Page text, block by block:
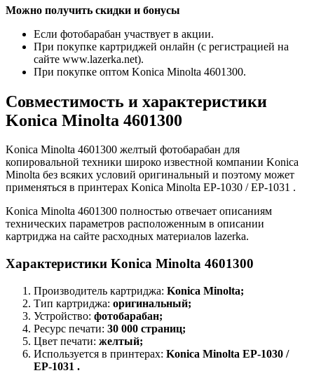
Можно получить скидки и бонусы
Если фотобарабан участвует в акции.
При покупке картриджей онлайн (с регистрацией на
сайте www.lazerka.net).
При покупке оптом Konica Minolta 4601300.
Совместимость и характеристики
Konica Minolta 4601300
Konica Minolta 4601300 желтый фотобарабан для
копировальной техники широко известной компании Konica
Minolta без всяких условий оригинальный и поэтому может
применяться в принтерах Konica Minolta EP-1030 / EP-1031 .
Konica Minolta 4601300 полностью отвечает описаниям
технических параметров расположенным в описании
картриджа на сайте расходных материалов lazerka.
Характеристики Konica Minolta 4601300
Производитель картриджа: Konica Minolta;
Тип картриджа: оригинальный;
Устройство: фотобарабан;
Ресурс печати: 30 000 страниц;
Цвет печати: желтый;
Используется в принтерах: Konica Minolta EP-1030 /
EP-1031 .